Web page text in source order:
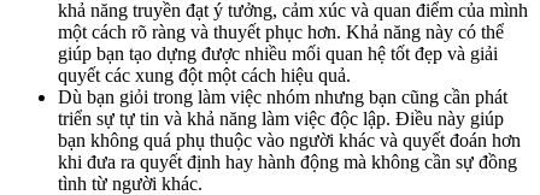
khả năng truyền đạt ý tưởng, cảm xúc và quan điểm của mình
một cách rõ ràng và thuyết phục hơn. Khả năng này có thể
giúp bạn tạo dựng được nhiều mối quan hệ tốt đẹp và giải
quyết các xung đột một cách hiệu quả.
Dù bạn giỏi trong làm việc nhóm nhưng bạn cũng cần phát
triển sự tự tin và khả năng làm việc độc lập. Điều này giúp
bạn không quá phụ thuộc vào người khác và quyết đoán hơn
khi đưa ra quyết định hay hành động mà không cần sự đồng
tình từ người khác.